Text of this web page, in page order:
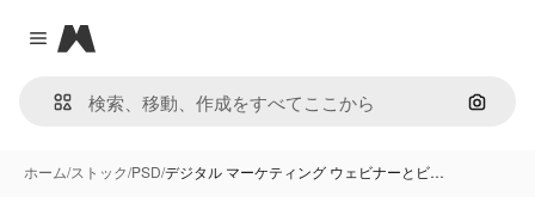
Close menu
Magnific
画像で
ホーム/ストック/PSD/デジタル マーケティング ウェビナーとビ…